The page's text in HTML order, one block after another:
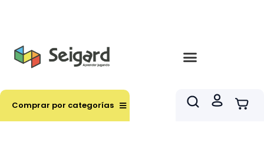
Comprar por categorías